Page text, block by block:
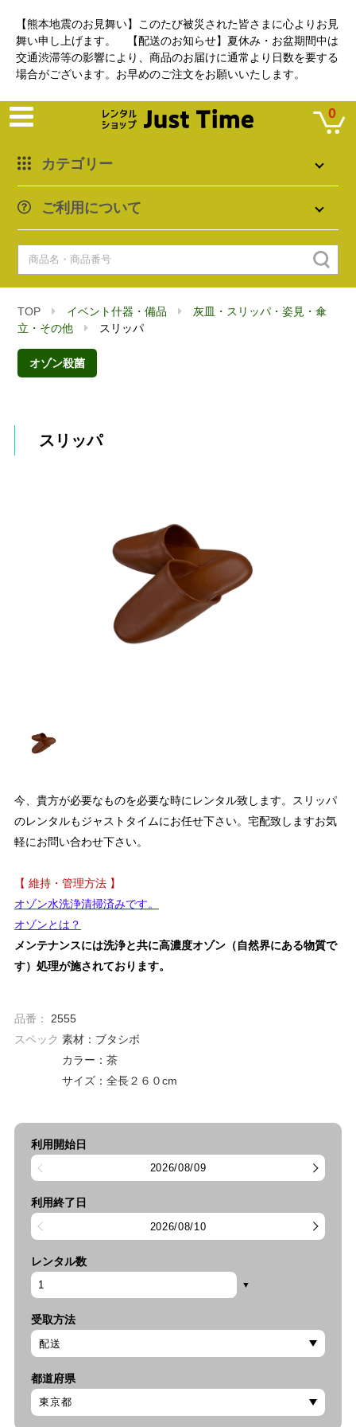
【熊本地震のお見舞い】このたび被災された皆さまに心よりお見
舞い申し上げます。 【配送のお知らせ】夏休み・お盆期間中は
交通渋滞等の影響により、商品のお届けに通常より日数を要する
場合がございます。お早めのご注文をお願いいたします。
カテゴリー
ご利用について
0
TOP イベント什器・備品
灰皿・スリッパ・姿見・傘
立・その他
スリッパ
オゾン殺菌
スリッパ
今、貴方が必要なものを必要な時にレンタル致します。スリッパ
のレンタルもジャストタイムにお任せ下さい。宅配致しますお気
軽にお問い合わせ下さい。
【 維持・管理方法 】
オゾン水洗浄清掃済みです。
オゾンとは？
メンテナンスには洗浄と共に高濃度オゾン（自然界にある物質で
す）処理が施されております。
品番：
2555
スペック 素材：ブタシボ
カラー：茶
サイズ：全長２６０cm
利用開始日
2026/08/09
利用終了日
2026/08/10
レンタル数
受取方法
都道府県